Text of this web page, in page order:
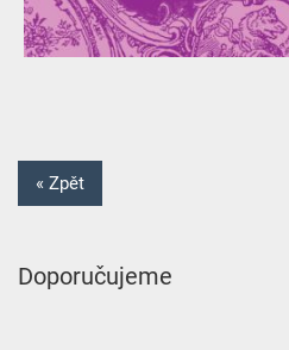
« Zpět
Doporučujeme